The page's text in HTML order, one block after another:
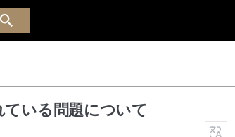
ている問題について